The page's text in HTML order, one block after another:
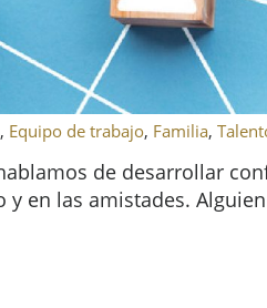
, Equipo de trabajo, Familia,
de desarrollar
en las amistades.